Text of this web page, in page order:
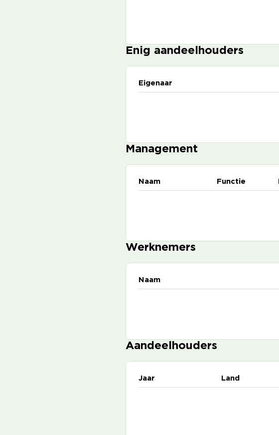
Enig aandeelhouders
Eigenaar
Management
Naam Functie
Werknemers
Naam
Aandeelhouders
Jaar Land